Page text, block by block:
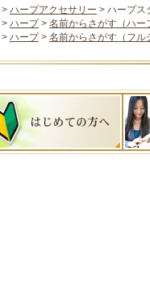
> ハープアクセサリー > ハープス
> ハープ> 名前からさがす（ハー
> ハープ> 名前からさがす（フル